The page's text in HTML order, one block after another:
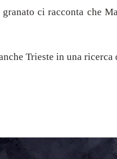
ci racconta che
Trieste in una